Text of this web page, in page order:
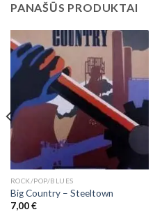
PANAŠŪS PRODUKTAI
ROCK/POP/BLUES
Big Country – Steeltown
7,00€